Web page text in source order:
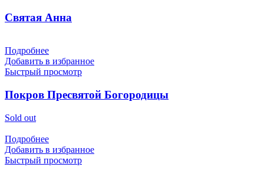
Святая Анна
Подробнее
Добавить в избранное
Быстрый просмотр
Покров Пресвятой Богородицы
Sold out
Подробнее
Добавить в избранное
Быстрый просмотр